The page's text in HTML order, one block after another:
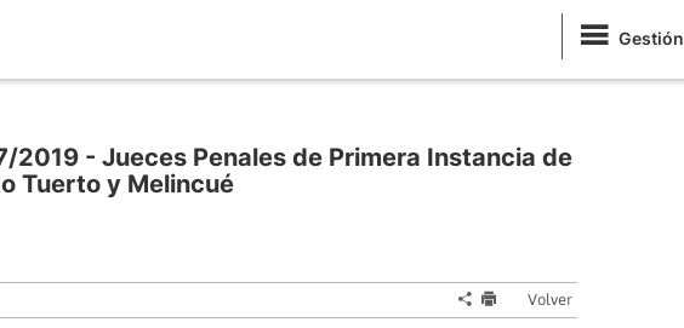
Gestión
2019 - Jueces Penales de Primera Instancia de
Tuerto y Melincué
Volver